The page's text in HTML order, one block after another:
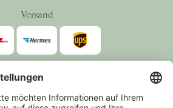
Versand
Zahlarten